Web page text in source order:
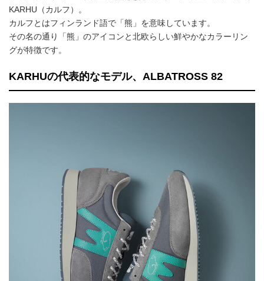
KARHU（カルフ）。
カルフとはフィンランド語で「熊」を意味しています。
その名の通り「熊」のアイコンと北欧らしい鮮やかなカラーリン
グが特徴です。
KARHUの代表的なモデル、ALBATROSS 82